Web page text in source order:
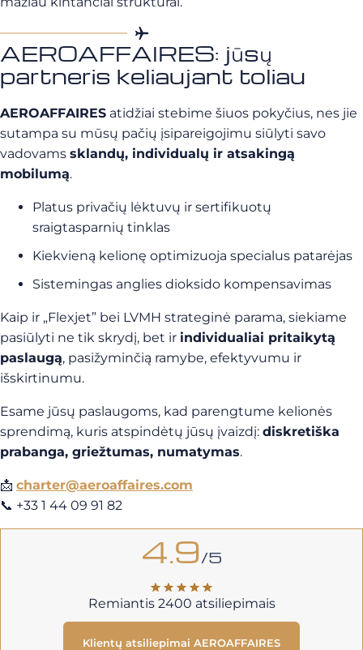
AEROAFFAIRES: jūsų
partneris keliaujant toliau
AEROAFFAIRES atidžiai stebime šiuos pokyčius, nes jie
sutampa su mūsų pačių įsipareigojimu siūlyti savo
vadovams sklandų, individualų ir atsakingą
mobilumą.
Platus privačių lėktuvų ir sertifikuotų
sraigtasparnių tinklas
Kiekvieną kelionę optimizuoja specialus patarėjas
Sistemingas anglies dioksido kompensavimas
Kaip ir „Flexjet” bei LVMH strateginė parama, siekiame
pasiūlyti ne tik skrydį, bet ir individualiai pritaikytą
paslaugą, pasižyminčią ramybe, efektyvumu ir
išskirtinumu.
Esame jūsų paslaugoms, kad parengtume kelionės
sprendimą, kuris atspindėtų jūsų įvaizdį: diskretiška
prabanga, griežtumas, numatymas.
📩 charter@aeroaffaires.com
📞 +33 1 44 09 91 82
4.9/5
Remiantis 2400 atsiliepimais
Klientų atsiliepimai AEROAFFAIRES